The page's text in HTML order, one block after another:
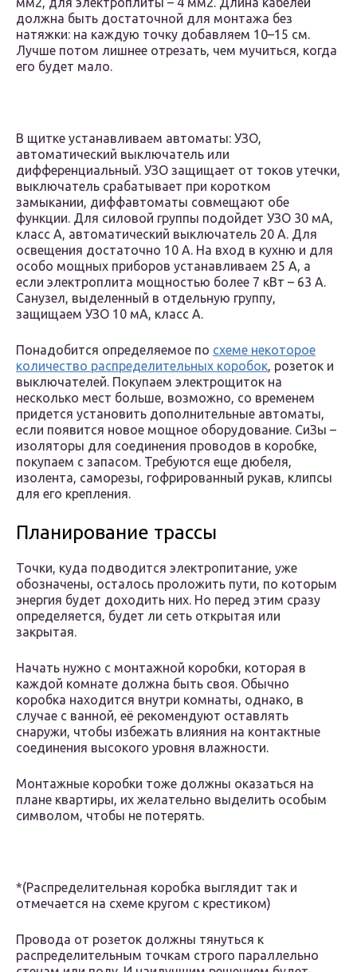
должна быть достаточной для монтажа без
натяжки: на каждую точку добавляем 10–15 см.
Лучше потом лишнее отрезать, чем мучиться, когда
его будет мало.
В щитке устанавливаем автоматы: УЗО,
автоматический выключатель или
дифференциальный. УЗО защищает от токов утечки,
выключатель срабатывает при коротком
замыкании, диффавтоматы совмещают обе
функции. Для силовой группы подойдет УЗО 30 мА,
класс А, автоматический выключатель 20 А. Для
освещения достаточно 10 А. На вход в кухню и для
особо мощных приборов устанавливаем 25 А, а
если электроплита мощностью более 7 кВт – 63 А.
Санузел, выделенный в отдельную группу,
защищаем УЗО 10 мА, класс А.
Понадобится определяемое по схеме некоторое
количество распределительных коробок, розеток и
выключателей. Покупаем электрощиток на
несколько мест больше, возможно, со временем
придется установить дополнительные автоматы,
если появится новое мощное оборудование. СиЗы –
изоляторы для соединения проводов в коробке,
покупаем с запасом. Требуются еще дюбеля,
изолента, саморезы, гофрированный рукав, клипсы
для его крепления.
Планирование трассы
Точки, куда подводится электропитание, уже
обозначены, осталось проложить пути, по которым
энергия будет доходить них. Но перед этим сразу
определяется, будет ли сеть открытая или
закрытая.
Начать нужно с монтажной коробки, которая в
каждой комнате должна быть своя. Обычно
коробка находится внутри комнаты, однако, в
случае с ванной, её рекомендуют оставлять
снаружи, чтобы избежать влияния на контактные
соединения высокого уровня влажности.
Монтажные коробки тоже должны оказаться на
плане квартиры, их желательно выделить особым
символом, чтобы не потерять.
*(Распределительная коробка выглядит так и
отмечается на схеме кругом с крестиком)
Провода от розеток должны тянуться к
распределительным точкам строго параллельно